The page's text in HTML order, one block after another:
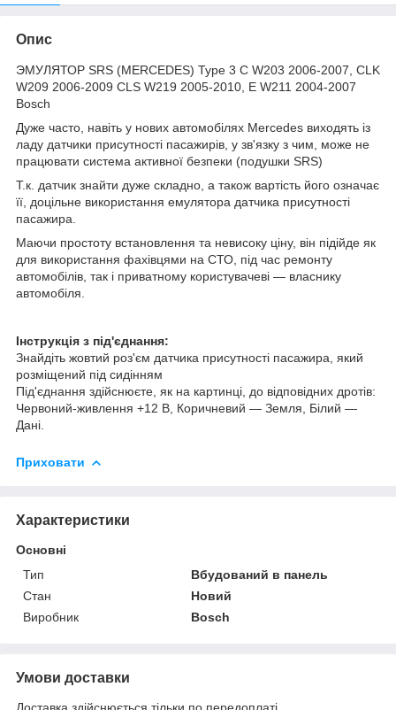
Опис
ЭМУЛЯТОР SRS (MERCEDES) Type 3 C W203 2006-2007, CLK
W209 2006-2009 CLS W219 2005-2010, E W211 2004-2007
Bosch
Дуже часто, навіть у нових автомобілях Mercedes виходять із
ладу датчики присутності пасажирів, у зв'язку з чим, може не
працювати система активної безпеки (подушки SRS)
Т.к. датчик знайти дуже складно, а також вартість його означає
її, доцільне використання емулятора датчика присутності
пасажира.
Маючи простоту встановлення та невисоку ціну, він підійде як
для використання фахівцями на СТО, під час ремонту
автомобілів, так і приватному користувачеві — власнику
автомобіля.
Інструкція з під'єднання:
Знайдіть жовтий роз'єм датчика присутності пасажира, який
розміщений під сидінням
Під'єднання здійснюєте, як на картинці, до відповідних дротів:
Червоний-живлення +12 В, Коричневий — Земля, Білий —
Дані.
Приховати
Характеристики
Основні
Тип
Вбудований в панель
Стан
Новий
Виробник
Bosch
Умови доставки
Доставка здійснюється тільки по передоплаті.